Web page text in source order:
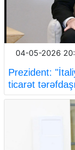
04-05-2026
Prezident:
ticarət